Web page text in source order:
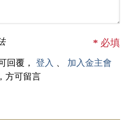
* 必填
回覆， 登入 、 加入金主會
方可留言